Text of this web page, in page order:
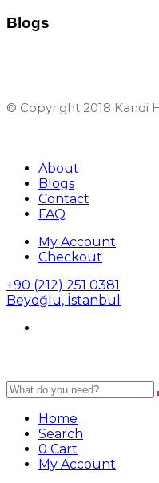
Blogs
© Copyright 2018 Kandi
About
Blogs
Contact
FAQ
My Account
Checkout
+90 (212) 251 0381
Beyoğlu, İstanbul
Home
Search
0 Cart
My Account